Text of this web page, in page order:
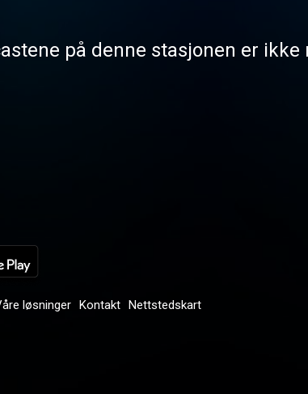
på denne stasjonen er
løsninger Kontakt Nettstedskart